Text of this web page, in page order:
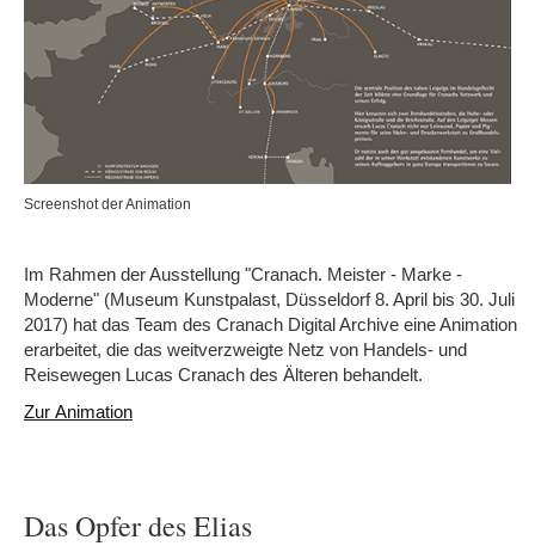
Screenshot der Animation
Im Rahmen der Ausstellung "Cranach. Meister - Marke -
Moderne" (Museum Kunstpalast, Düsseldorf 8. April bis 30. Juli
2017) hat das Team des Cranach Digital Archive eine Animation
erarbeitet, die das weitverzweigte Netz von Handels- und
Reisewegen Lucas Cranach des Älteren behandelt.
Zur Animation
Das Opfer des Elias